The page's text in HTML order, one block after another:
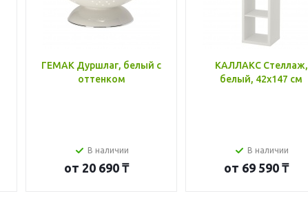
ГЕМАК Дуршлаг, белый с
оттенком
В наличии
от 20 690 ₸
КАЛЛАКС Стеллаж,
белый, 42x147 см
В наличии
от 69 590 ₸